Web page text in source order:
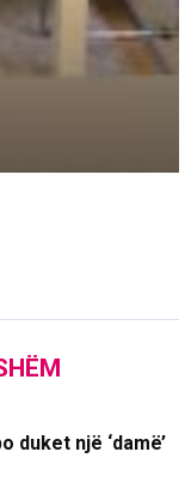
duket një ‘damë’